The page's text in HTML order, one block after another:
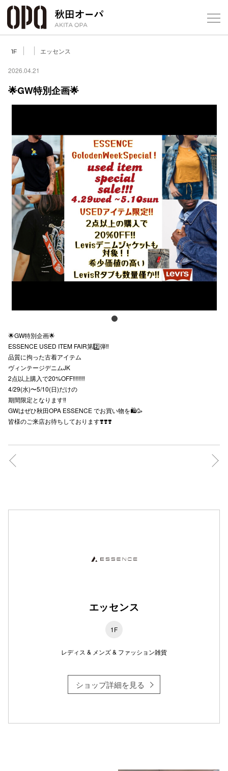
1F エッセンス
2026.04.21
🌟GW特別企画🌟
🌟GW特別企画🌟
ESSENCE USED ITEM FAIR第2️⃣弾‼️
品質に拘った古着アイテム
ヴィンテージデニムJK
2点以上購入で20%OFF‼️‼️‼️‼️
4/29(水)〜5/10(日)だけの
期間限定となります‼️
GWはぜひ秋田OPA ESSENCE でお買い物を🛍️🥳
皆様のご来店お待ちしております❣️❣️❣️
エッセンス
1F
レディス & メンズ & ファッション雑貨
ショップ詳細を見る
ショッ
レスト
施設案内
アクセ
スタッ
電話で
新百合丘